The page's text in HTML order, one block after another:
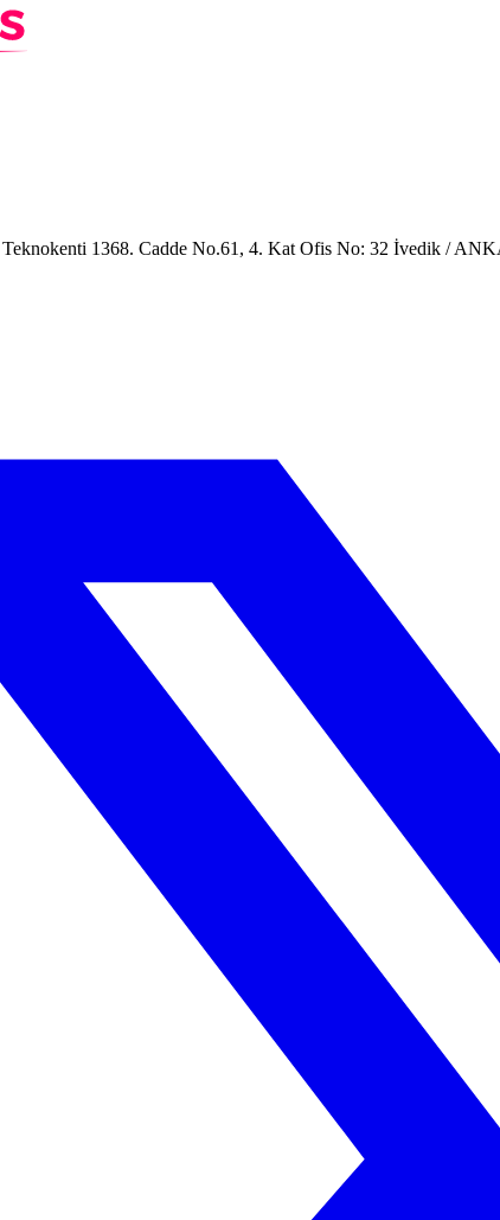
1368. Cadde No.61, 4. Kat Ofis No: 32 İvedik /